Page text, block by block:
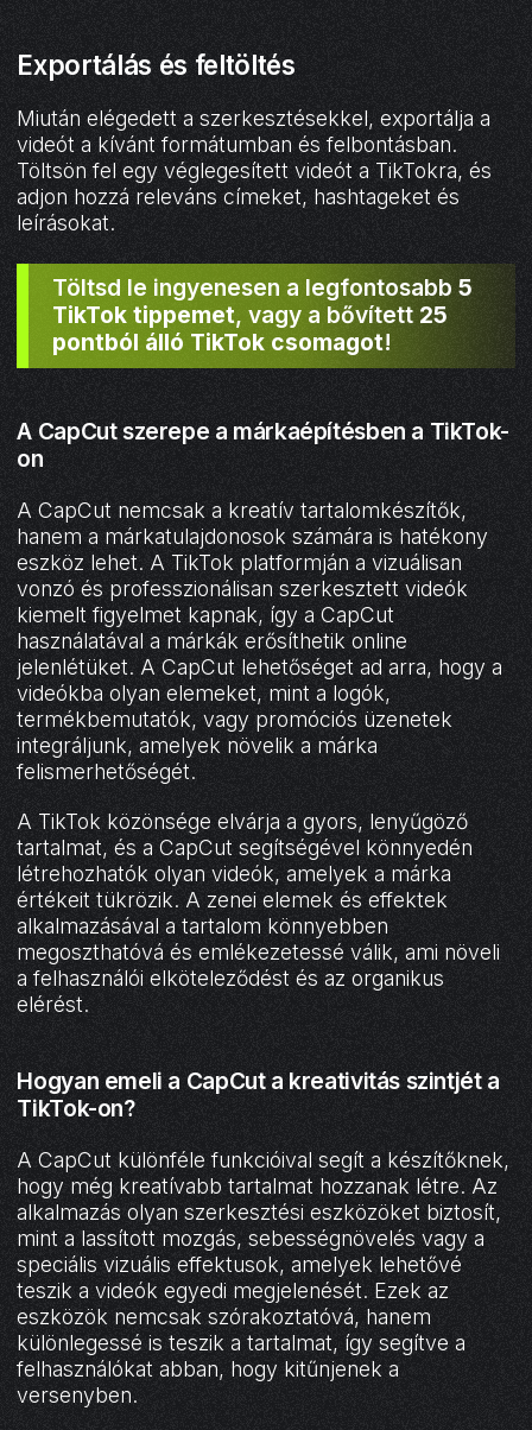
Exportálás és feltöltés
Miután elégedett a szerkesztésekkel, exportálja a
videót a kívánt formátumban és felbontásban.
Töltsön fel egy véglegesített videót a TikTokra, és
adjon hozzá releváns címeket, hashtageket és
leírásokat.
Töltsd le ingyenesen a legfontosabb 5
TikTok tippemet, vagy a bővített 25
pontból álló TikTok csomagot!
A CapCut szerepe a márkaépítésben a TikTok-
on
A CapCut nemcsak a kreatív tartalomkészítők,
hanem a márkatulajdonosok számára is hatékony
eszköz lehet. A TikTok platformján a vizuálisan
vonzó és professzionálisan szerkesztett videók
kiemelt figyelmet kapnak, így a CapCut
használatával a márkák erősíthetik online
jelenlétüket. A CapCut lehetőséget ad arra, hogy a
videókba olyan elemeket, mint a logók,
termékbemutatók, vagy promóciós üzenetek
integráljunk, amelyek növelik a márka
felismerhetőségét.
A TikTok közönsége elvárja a gyors, lenyűgöző
tartalmat, és a CapCut segítségével könnyedén
létrehozhatók olyan videók, amelyek a márka
értékeit tükrözik. A zenei elemek és effektek
alkalmazásával a tartalom könnyebben
megoszthatóvá és emlékezetessé válik, ami növeli
a felhasználói elköteleződést és az organikus
elérést.
Hogyan emeli a CapCut a kreativitás szintjét a
TikTok-on?
A CapCut különféle funkcióival segít a készítőknek,
hogy még kreatívabb tartalmat hozzanak létre. Az
alkalmazás olyan szerkesztési eszközöket biztosít,
mint a lassított mozgás, sebességnövelés vagy a
speciális vizuális effektusok, amelyek lehetővé
teszik a videók egyedi megjelenését. Ezek az
eszközök nemcsak szórakoztatóvá, hanem
különlegessé is teszik a tartalmat, így segítve a
felhasználókat abban, hogy kitűnjenek a
versenyben.